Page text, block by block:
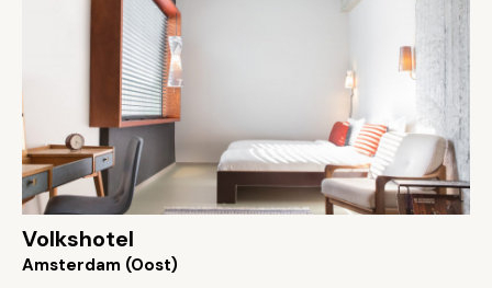
Volkshotel
Amsterdam (Oost)